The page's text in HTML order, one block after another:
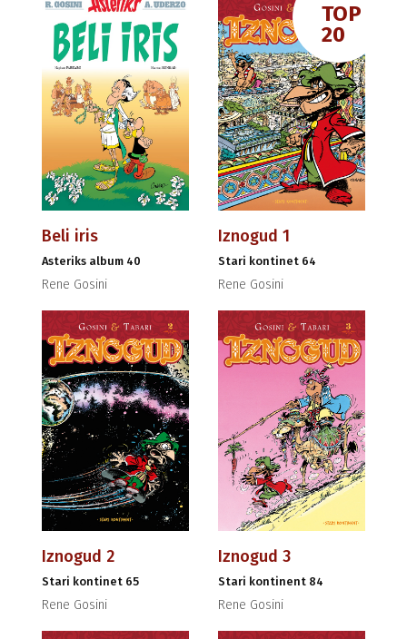
Beli iris
Asteriks album 40
Rene Gosini
TOP
20
Iznogud 1
Stari kontinet 64
Rene Gosini
Iznogud 2
Stari kontinet 65
Rene Gosini
Iznogud 3
Stari kontinent 84
Rene Gosini